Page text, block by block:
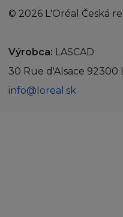
© 2026 L'Oréal Česká
Výrobca: LASCAD
30 Rue d'Alsace 92300
info@loreal.sk